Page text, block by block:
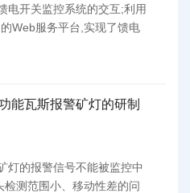
电开关监控系统的交互;利用
Web服务平台,实现了馈电
能瓦斯报警矿灯的研制
灯的报警信号不能被监控中
测范围小、移动性差的问